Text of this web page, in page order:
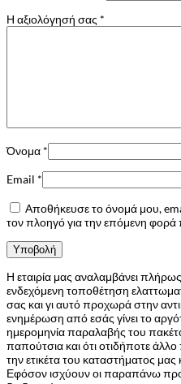
Η αξιολόγησή σας *
Όνομα *
Email *
Αποθήκευσε το όνομά μου,
τον πλοηγό για την επόμενη
Η εταιρία μας αναλαμβάνει
ενδεχόμενη τοποθέτηση
σας και γι αυτό προχωρά στην
ενημέρωση από εσάς γίνει το
ημερομηνία παραλαβής του
παπούτσια και ότι οτιδήποτε
την ετικέτα του καταστήματος
Εφόσον ισχύουν οι παραπάνω